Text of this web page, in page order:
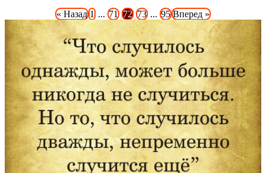
« Назад 1 ... 71 72 73 ... 95 Вперед »